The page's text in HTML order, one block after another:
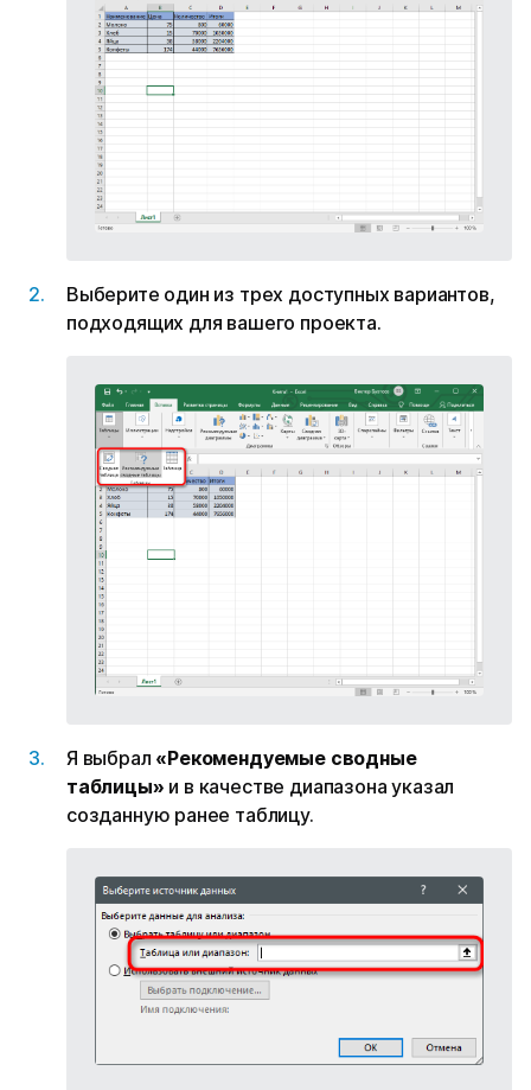
Выберите один из трех доступных вариантов,
подходящих для вашего проекта.
Я выбрал «Рекомендуемые сводные
таблицы» и в качестве диапазона указал
созданную ранее таблицу.